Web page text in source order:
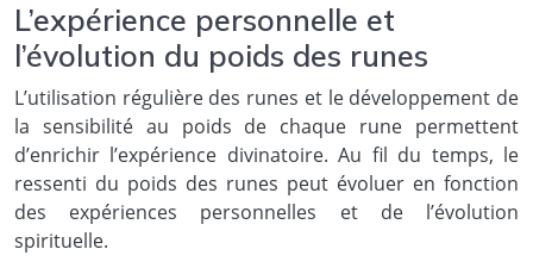
L’expérience personnelle et
l’évolution du poids des runes
L’utilisation régulière des runes et le développement de
la sensibilité au poids de chaque rune permettent
d’enrichir l’expérience divinatoire. Au fil du temps, le
ressenti du poids des runes peut évoluer en fonction
des expériences personnelles et de l’évolution
spirituelle.